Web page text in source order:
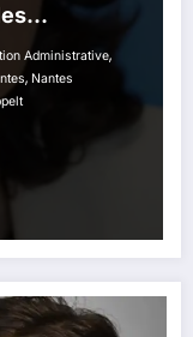
Administrative,
, Nantes